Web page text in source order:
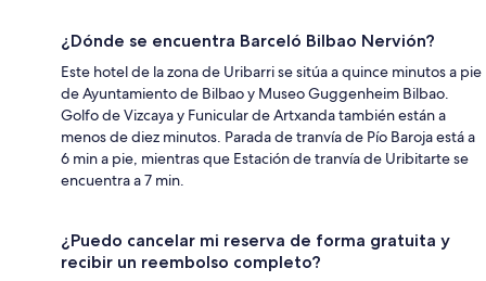
¿Dónde se encuentra Barceló Bilbao Nervión?
Este hotel de la zona de Uribarri se sitúa a quince minutos a pie
de Ayuntamiento de Bilbao y Museo Guggenheim Bilbao.
Golfo de Vizcaya y Funicular de Artxanda también están a
menos de diez minutos. Parada de tranvía de Pío Baroja está a
6 min a pie, mientras que Estación de tranvía de Uribitarte se
encuentra a 7 min.
¿Puedo cancelar mi reserva de forma gratuita y
recibir un reembolso completo?